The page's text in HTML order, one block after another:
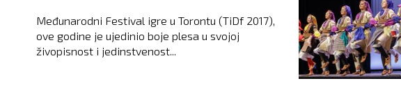
Međunarodni Festival igre u Torontu (TiDf 2017),
ove godine je ujedinio boje plesa u svojoj
živopisnost i jedinstvenost...